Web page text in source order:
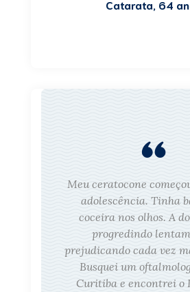
Catarata, 64
Meu ceratocone
adolescência. Tinha
coceira nos olhos. A
progredindo
prejudicando cada vez
Busquei um
Curitiba e encontrei o